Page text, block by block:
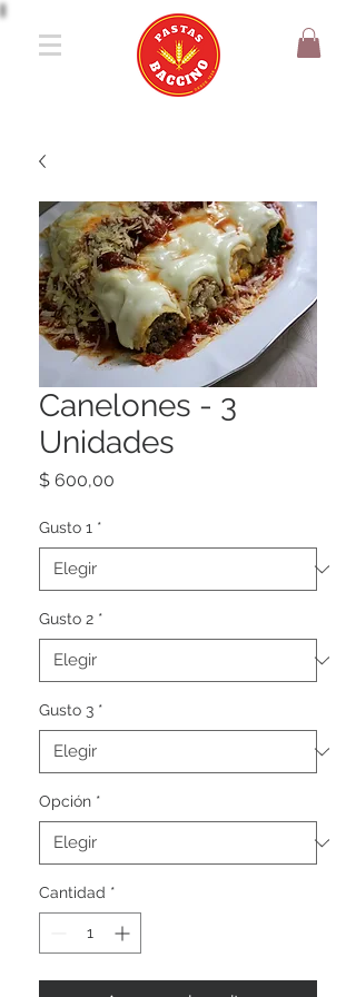
Canelones - 3
Unidades
$ 600,00
Gusto 1 *
Gusto 2 *
Gusto 3 *
Opción *
Cantidad *